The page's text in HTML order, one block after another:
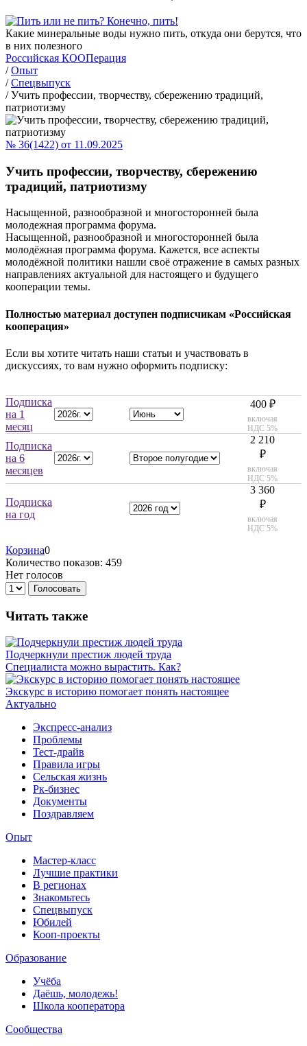
Какие минеральные воды нужно пить, откуда они берутся, что
в них полезного
Российская КООПерация
/ Опыт
/ Спецвыпуск
/ Учить профессии, творчеству, сбережению традиций,
патриотизму
№ 36(1422) от 11.09.2025
Учить профессии, творчеству, сбережению
традиций, патриотизму
Насыщенной, разнообразной и многосторонней была
молодежная программа форума.
Насыщенной, разнообразной и многосторонней была
молодёжная программа форума. Кажется, все аспекты
молодёжной политики нашли своё отражение в самых разных
направлениях актуальной для настоящего и будущего
кооперации темы.
Полностью материал доступен подписчикам «Российская
кооперация»
Если вы хотите читать наши статьи и участвовать в
дискуссиях, то вам нужно оформить подписку:
Подписка
на 1
месяц
400 ₽
включая
НДС 5%
Подписка
на 6
месяцев
2 210
₽
включая
НДС 5%
Подписка
на год
3 360
₽
включая
НДС 5%
Корзина0
Количество показов: 459
Нет голосов
Голосовать
Читать также
Подчеркнули престиж людей труда
Специалиста можно вырастить. Как?
Экскурс в историю помогает понять настоящее
Актуально
Экспресс-анализ
Проблемы
Тест-драйв
Правила игры
Сельская жизнь
Рк-бизнес
Документы
Поздравляем
Опыт
Мастер-класс
Лучшие практики
В регионах
Знакомьтесь
Спецвыпуск
Юбилей
Кооп-проекты
Образование
Учёба
Даёшь, молодежь!
Школа кооператора
Сообщества